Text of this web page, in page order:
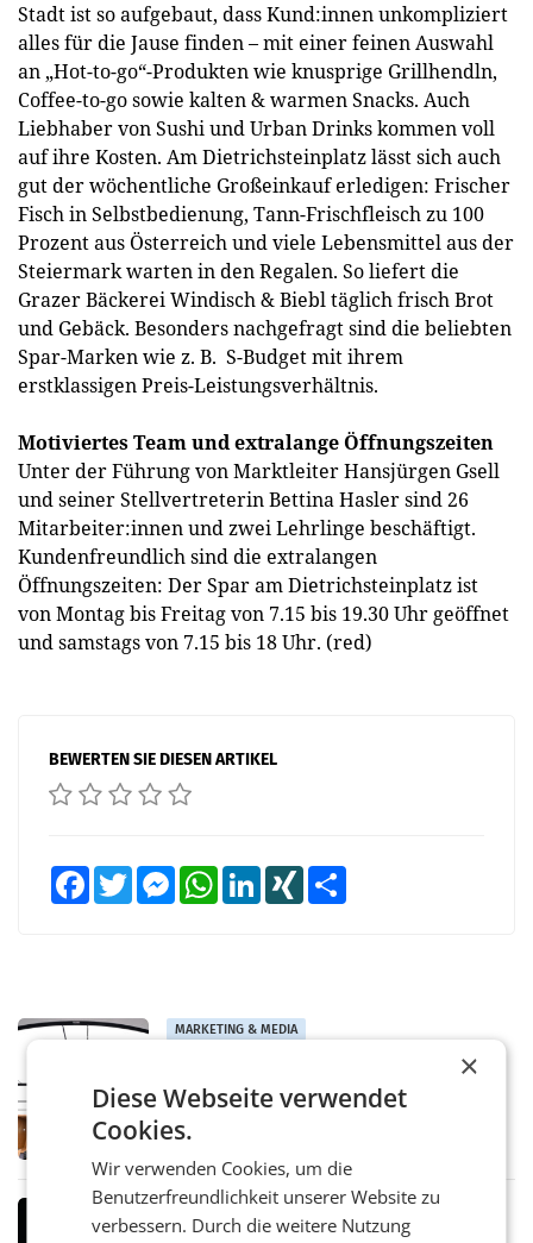
Stadt ist so aufgebaut, dass Kund:innen unkompliziert
alles für die Jause finden – mit einer feinen Auswahl
an „Hot-to-go“-Produkten wie knusprige Grillhendln,
Coffee-to-go sowie kalten & warmen Snacks. Auch
Liebhaber von Sushi und Urban Drinks kommen voll
auf ihre Kosten. Am Dietrichsteinplatz lässt sich auch
gut der wöchentliche Großeinkauf erledigen: Frischer
Fisch in Selbstbedienung, Tann-Frischfleisch zu 100
Prozent aus Österreich und viele Lebensmittel aus der
Steiermark warten in den Regalen. So liefert die
Grazer Bäckerei Windisch & Biebl täglich frisch Brot
und Gebäck. Besonders nachgefragt sind die beliebten
Spar-Marken wie z. B. S-Budget mit ihrem
erstklassigen Preis-Leistungsverhältnis.
Motiviertes Team und extralange Öffnungszeiten
Unter der Führung von Marktleiter Hansjürgen Gsell
und seiner Stellvertreterin Bettina Hasler sind 26
Mitarbeiter:innen und zwei Lehrlinge beschäftigt.
Kundenfreundlich sind die extralangen
Öffnungszeiten: Der Spar am Dietrichsteinplatz ist
von Montag bis Freitag von 7.15 bis 19.30 Uhr geöffnet
und samstags von 7.15 bis 18 Uhr. (red)
BEWERTEN SIE DIESEN ARTIKEL
FacebookTwitter MessengerWhatsAppLinkedInXING
MARKETING & MEDIA
Pilnacek-U-Ausschuss - Presserat
fordert sensible Berichterstattung
WIEN Der Presserat fordert Medienvertreter
dazu auf, im U-Ausschuss zu den
Sektionschefs im Justizministerium, Christian
Pilnacek, auf sensible
MARKETING & MEDIA
×
Diese Webseite verwendet
Cookies.
Wir verwenden Cookies, um die
Benutzerfreundlichkeit unserer Website zu
verbessern. Durch die weitere Nutzung